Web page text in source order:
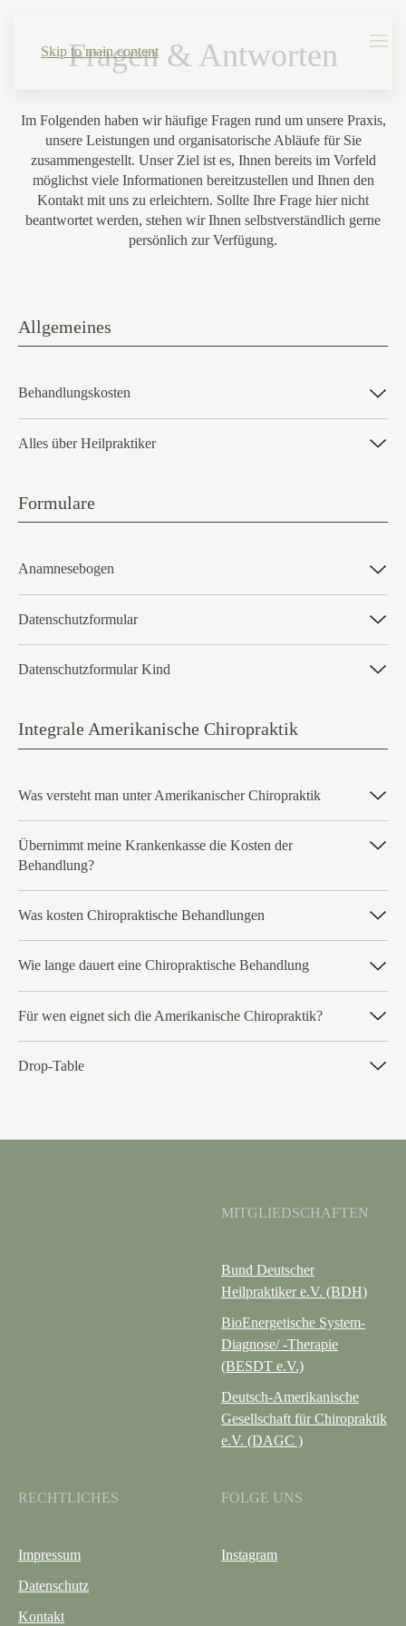
Skip to main content
Fragen & Antworten
Im Folgenden haben wir häufige Fragen rund um unsere Praxis,
unsere Leistungen und organisatorische Abläufe für Sie
zusammengestellt. Unser Ziel ist es, Ihnen bereits im Vorfeld
möglichst viele Informationen bereitzustellen und Ihnen den
Kontakt mit uns zu erleichtern. Sollte Ihre Frage hier nicht
beantwortet werden, stehen wir Ihnen selbstverständlich gerne
persönlich zur Verfügung.
Allgemeines
Behandlungskosten
Alles über Heilpraktiker
Formulare
Anamnesebogen
Datenschutzformular
Datenschutzformular Kind
Integrale Amerikanische Chiropraktik
Was versteht man unter Amerikanischer Chiropraktik
Übernimmt meine Krankenkasse die Kosten der
Behandlung?
Was kosten Chiropraktische Behandlungen
Wie lange dauert eine Chiropraktische Behandlung
Für wen eignet sich die Amerikanische Chiropraktik?
Drop-Table
MITGLIEDSCHAFTEN
Bund Deutscher
Heilpraktiker e.V. (BDH)
BioEnergetische System-
Diagnose/ -Therapie
(BESDT e.V.)
Deutsch-Amerikanische
Gesellschaft für Chiropraktik
e.V. (DAGC )
RECHTLICHES
Impressum
Datenschutz
Kontakt
FOLGE UNS
Instagram